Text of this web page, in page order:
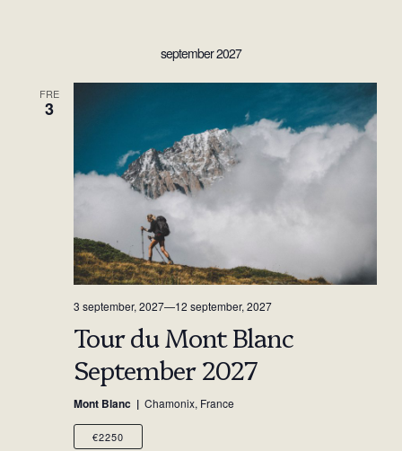
september 2027
FRE
3
Tour du Mont Blanc
September 2027
3 september, 2027—12 september, 2027
Mont Blanc Chamonix, France
€2250